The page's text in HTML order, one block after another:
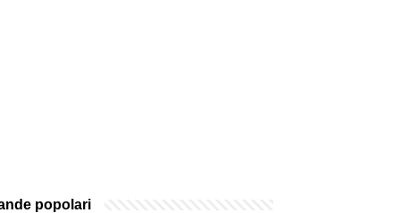
popolari